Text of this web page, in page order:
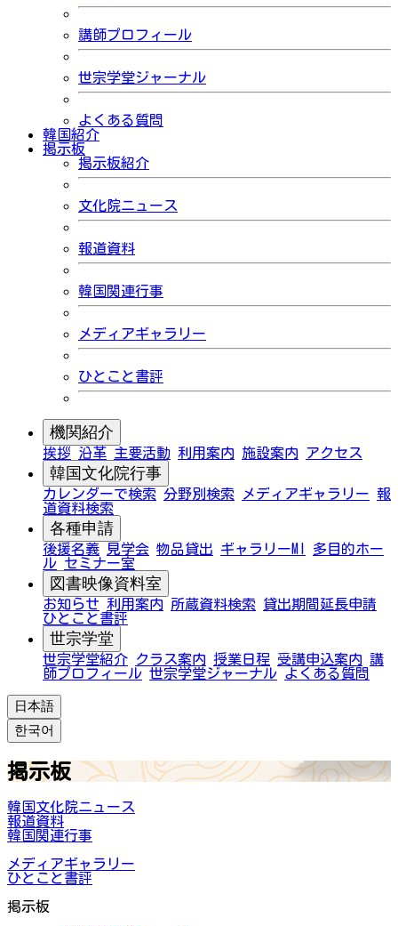
講師プロフィール
世宗学堂ジャーナル
よくある質問
韓国紹介
掲示板
掲示板紹介
文化院ニュース
報道資料
韓国関連行事
メディアギャラリー
ひとこと書評
機関紹介
挨拶 沿革 主要活動 利用案内 施設案内 アクセス
韓国文化院行事
カレンダーで検索 分野別検索 メディアギャラリー 報
道資料検索
各種申請
後援名義 見学会 物品貸出 ギャラリーMI
多目的ホー
ル セミナー室
図書映像資料室
お知らせ 利用案内 所蔵資料検索
貸出期間延長申請
ひとこと書評
世宗学堂
世宗学堂紹介 クラス案内 授業日程 受講申込案内 講
師プロフィール 世宗学堂ジャーナル よくある質問
日本語
한국어
掲示板
韓国文化院ニュース
報道資料
韓国関連行事
メディアギャラリー
ひとこと書評
掲示板